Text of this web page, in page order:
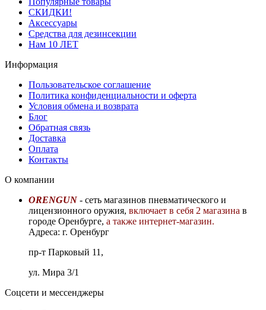
СКИДКИ!
Аксессуары
Средства для дезинсекции
Нам 10 ЛЕТ
Информация
Пользовательское соглашение
Политика конфиденциальности и оферта
Условия обмена и возврата
Блог
Обратная связь
Доставка
Оплата
Контакты
О компании
ORENGUN - сеть магазинов пневматического и
лицензионного оружия, включает в себя 2 магазина в
городе Оренбурге, а также интернет-магазин.
Адреса: г. Оренбург
пр-т Парковый 11,
ул. Мира 3/1
Соцсети и мессенджеры